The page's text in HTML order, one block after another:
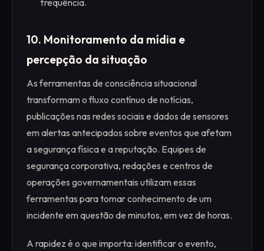
10. Monitoramento da mídia e
percepção da situação
As ferramentas de consciência situacional
transformam o fluxo contínuo de notícias,
publicações nas redes sociais e dados de sensores
em alertas antecipados sobre eventos que afetam
a segurança física e a reputação. Equipes de
segurança corporativa, redações e centros de
operações governamentais utilizam essas
ferramentas para tomar conhecimento de um
incidente em questão de minutos, em vez de horas.
A rapidez é o que importa: identificar o evento,